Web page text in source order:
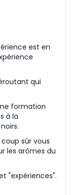
est en
qui
formation
à la
sûr vous
les arômes du
"expériences".